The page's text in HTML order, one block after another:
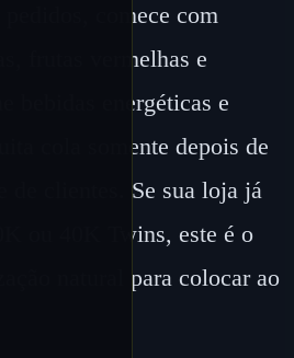
pedidos, comece com
frutas vermelhas e
bebidas energéticas e
cola somente depois de
de clientes. Se sua loja já
ou 40K Twins, este é o
natural para colocar ao